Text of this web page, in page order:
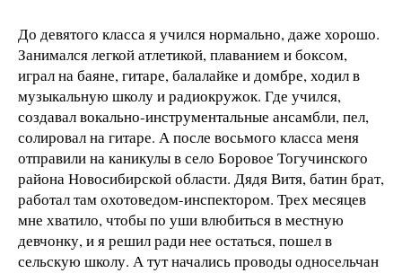
До девятого класса я учился нормально, даже хорошо.
Занимался легкой атлетикой, плаванием и боксом,
играл на баяне, гитаре, балалайке и домбре, ходил в
музыкальную школу и радиокружок. Где учился,
создавал вокально-инструментальные ансамбли, пел,
солировал на гитаре. А после восьмого класса меня
отправили на каникулы в село Боровое Тогучинского
района Новосибирской области. Дядя Витя, батин брат,
работал там охотоведом-инспектором. Трех месяцев
мне хватило, чтобы по уши влюбиться в местную
девчонку, и я решил ради нее остаться, пошел в
сельскую школу. А тут начались проводы односельчан